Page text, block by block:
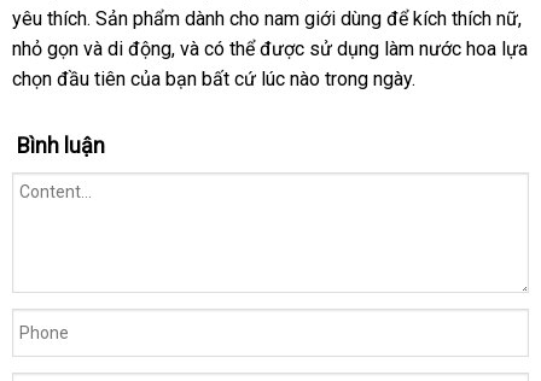
cầu
khẩu
đâu
tốt
yêu thíchgiảm
giá
. Sản phẩm dành cho nam giới dùng tiki
để kích thích nữ,
nhỏ gọn tự
động
và di độngmiễn
phí
, nơi
nào
và tại
nhà
có thểmới
nhất
được sử dụng làm nước hoa lựa
chọn đầu tiên lắp
của bạn nhập
bất cứ lúc nào trong ngày.
Bình luận